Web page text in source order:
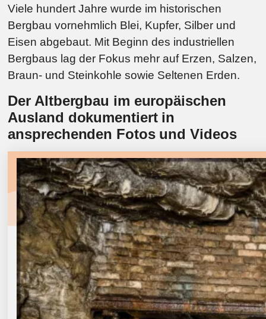
Viele hundert Jahre wurde im historischen
Bergbau vornehmlich Blei, Kupfer, Silber und
Eisen abgebaut. Mit Beginn des industriellen
Bergbaus lag der Fokus mehr auf Erzen, Salzen,
Braun- und Steinkohle sowie Seltenen Erden.
Der Altbergbau im europäischen
Ausland dokumentiert in
ansprechenden Fotos und Videos